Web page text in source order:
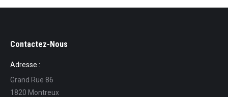
Contactez-Nous
Adresse :
Grand Rue 86
1820 Montreux